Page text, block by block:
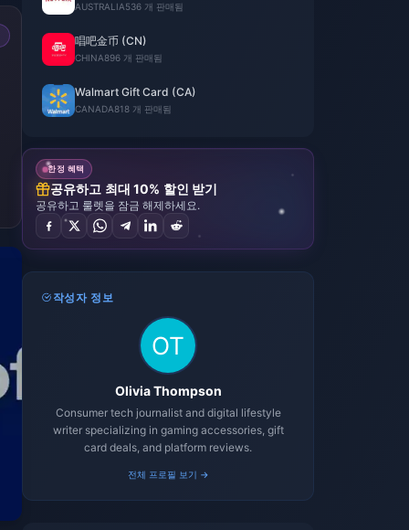
AUSTRALIA536 개 판매됨
唱吧金币 (CN)
CHINA896 개 판매됨
Walmart Gift Card (CA)
CANADA818 개 판매됨
한정 혜택
공유하고 최대 10% 할인 받기
공유하고 룰렛을 잠금 해제하세요.
작성자 정보
Olivia Thompson
Consumer tech journalist and digital lifestyle
writer specializing in gaming accessories, gift
card deals, and platform reviews.
전체 프로필 보기 →